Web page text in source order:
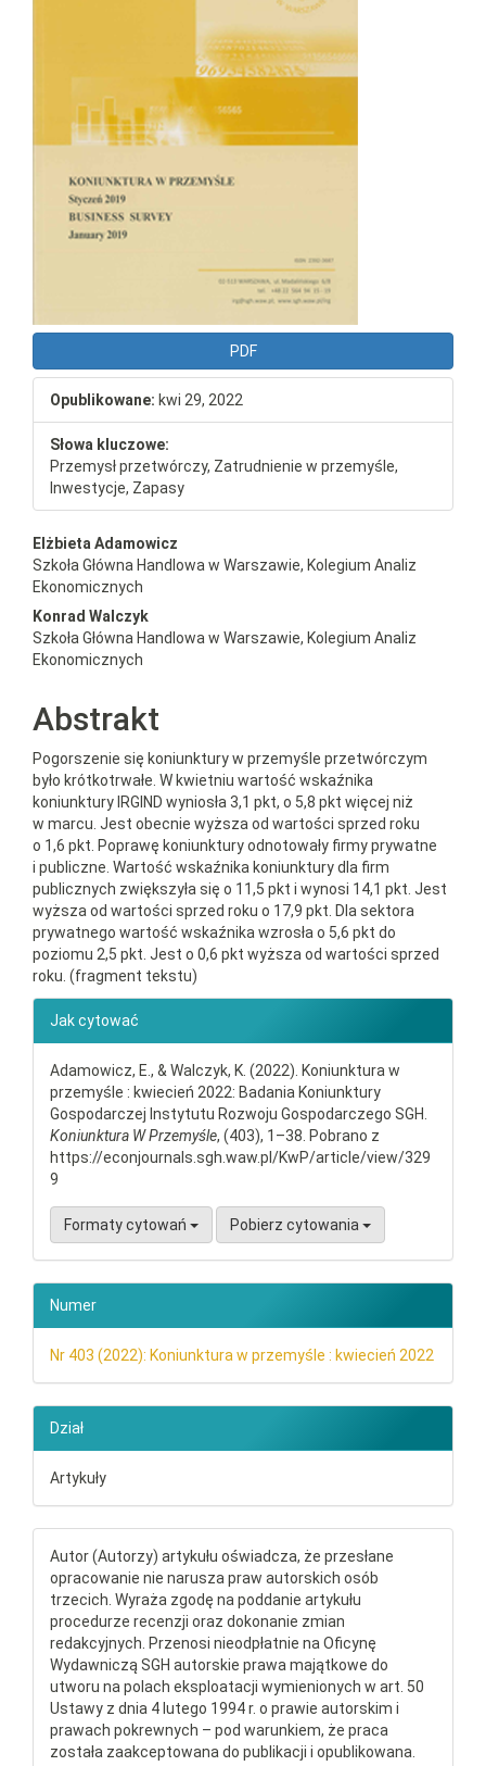
PDF
Opublikowane: kwi 29, 2022
Słowa kluczowe:
Przemysł przetwórczy, Zatrudnienie w przemyśle,
Inwestycje, Zapasy
Elżbieta Adamowicz
Szkoła Główna Handlowa w Warszawie, Kolegium Analiz
Ekonomicznych
Konrad Walczyk
Szkoła Główna Handlowa w Warszawie, Kolegium Analiz
Ekonomicznych
Abstrakt
Pogorszenie się koniunktury w przemyśle przetwórczym
było krótkotrwałe. W kwietniu wartość wskaźnika
koniunktury IRGIND wyniosła 3,1 pkt, o 5,8 pkt więcej niż
w marcu. Jest obecnie wyższa od wartości sprzed roku
o 1,6 pkt. Poprawę koniunktury odnotowały firmy prywatne
i publiczne. Wartość wskaźnika koniunktury dla firm
publicznych zwiększyła się o 11,5 pkt i wynosi 14,1 pkt. Jest
wyższa od wartości sprzed roku o 17,9 pkt. Dla sektora
prywatnego wartość wskaźnika wzrosła o 5,6 pkt do
poziomu 2,5 pkt. Jest o 0,6 pkt wyższa od wartości sprzed
roku. (fragment tekstu)
Jak cytować
Adamowicz, E., & Walczyk, K. (2022). Koniunktura w
przemyśle : kwiecień 2022: Badania Koniunktury
Gospodarczej Instytutu Rozwoju Gospodarczego SGH.
Koniunktura W Przemyśle, (403), 1–38. Pobrano z
https://econjournals.sgh.waw.pl/KwP/article/view/329
9
Formaty cytowań Pobierz cytowania
Numer
Nr 403 (2022): Koniunktura w przemyśle : kwiecień 2022
Dział
Artykuły
Autor (Autorzy) artykułu oświadcza, że przesłane
opracowanie nie narusza praw autorskich osób
trzecich. Wyraża zgodę na poddanie artykułu
procedurze recenzji oraz dokonanie zmian
redakcyjnych. Przenosi nieodpłatnie na Oficynę
Wydawniczą SGH autorskie prawa majątkowe do
utworu na polach eksploatacji wymienionych w art. 50
Ustawy z dnia 4 lutego 1994 r. o prawie autorskim i
prawach pokrewnych – pod warunkiem, że praca
została zaakceptowana do publikacji i opublikowana.